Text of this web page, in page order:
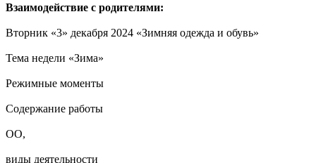
Взаимодействие с родителями:
Вторник «3» декабря 2024 «Зимняя одежда и обувь»
Тема недели «Зима»
Режимные моменты
Содержание работы
ОО,
виды деятельности